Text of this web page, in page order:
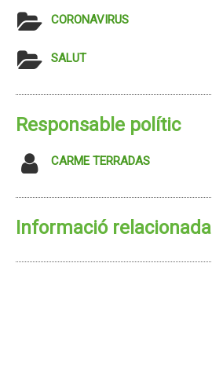
CORONAVIRUS
SALUT
Responsable polític
CARME TERRADAS
Informació relacionada